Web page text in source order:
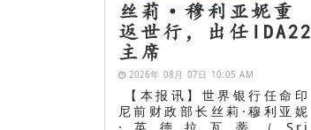
丝莉·穆利亚妮重
返世行，出任IDA22
主席
2026年 08月 07日 10:05 AM
【本报讯】世界银行任命印
尼前财政部长丝莉·穆利亚妮